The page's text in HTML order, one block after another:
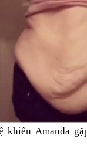
khiến Amanda